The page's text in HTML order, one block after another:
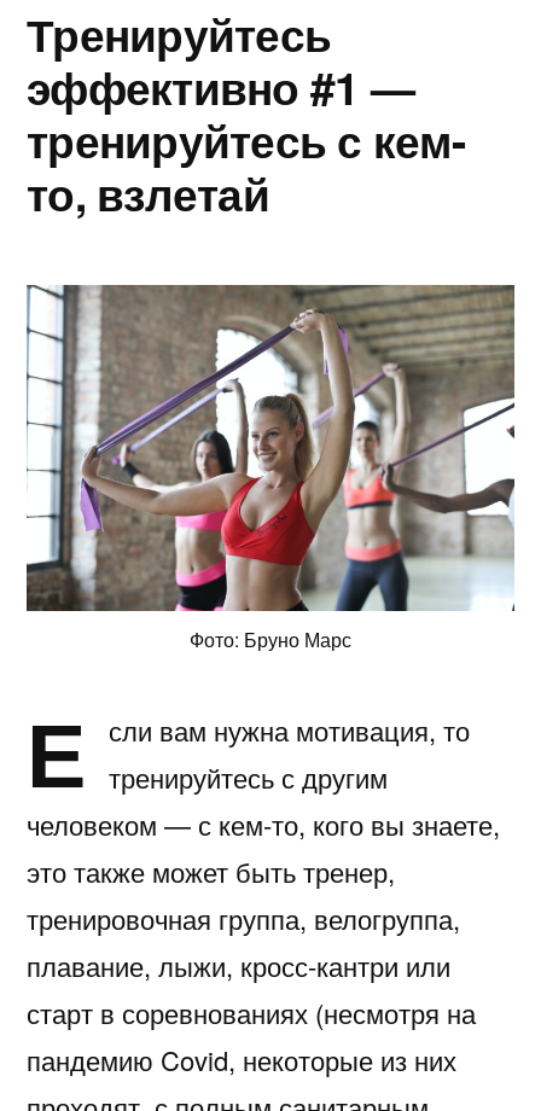
Тренируйтесь
эффективно #1 —
тренируйтесь с кем-
то, взлетай
Фото: Бруно Марс
Е
сли вам нужна мотивация, то
тренируйтесь с другим
человеком — с кем-то, кого вы знаете,
это также может быть тренер,
тренировочная группа, велогруппа,
плавание, лыжи, кросс-кантри или
старт в соревнованиях (несмотря на
пандемию Covid, некоторые из них